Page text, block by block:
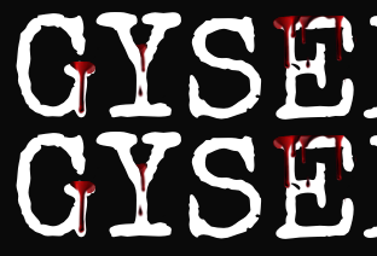
Fortsæt
til
indhold